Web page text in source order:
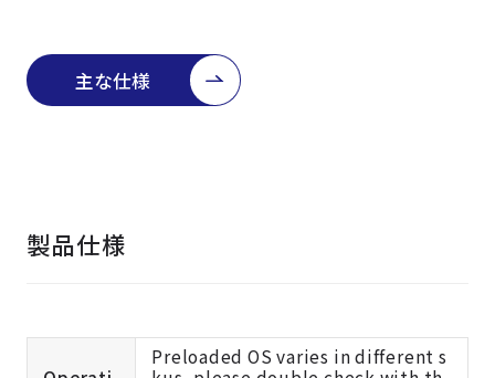
主な仕様
製品仕様
Preloaded OS varies in different s